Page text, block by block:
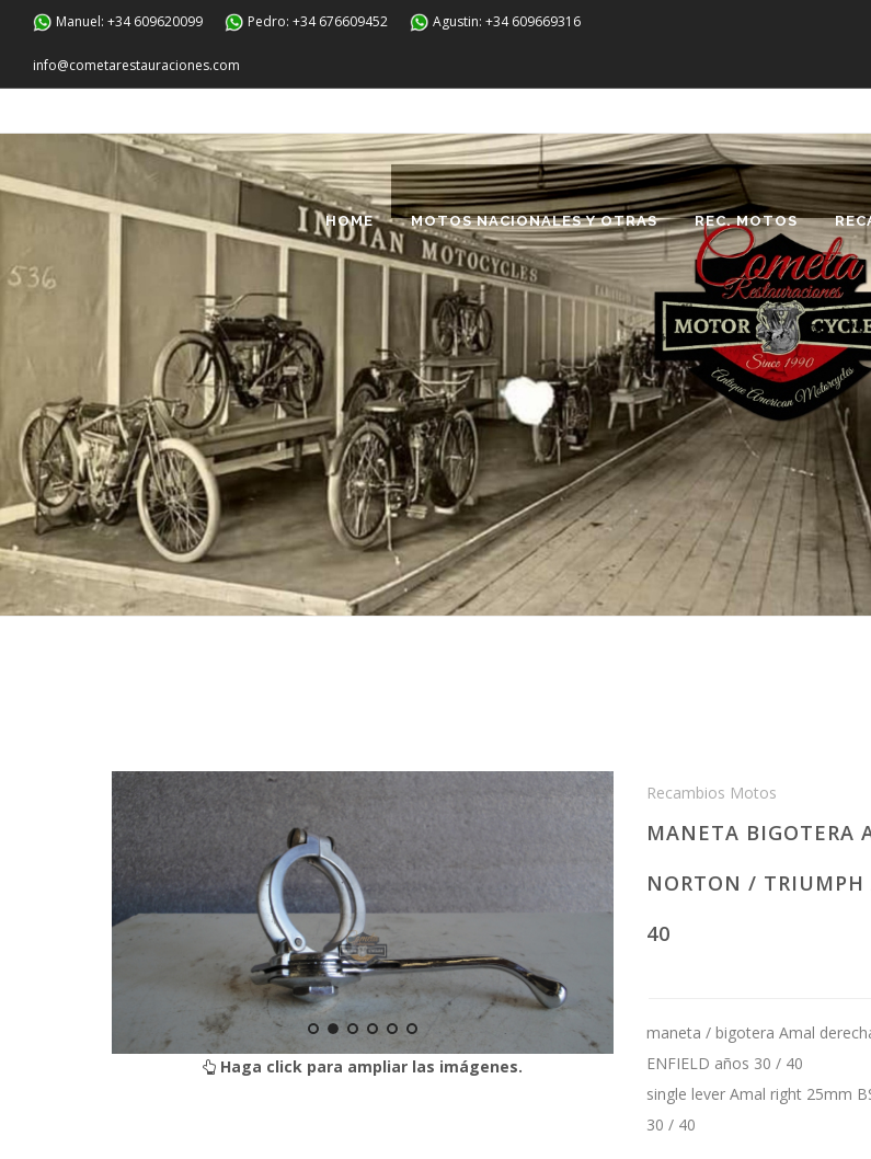
Manuel: +34 609620099 Pedro: +34 676609452 Agustin: +34 609669316
info@cometarestauraciones.com
HOME MOTOS NACIONALES Y OTRAS REC. MOTOS
Haga click para ampliar las imágenes.
Recambios Motos
MANETA BIGOTERA
NORTON /
40
maneta / bigotera Amal
ENFIELD años 30 / 40
single lever Amal right 25mm
30 / 40